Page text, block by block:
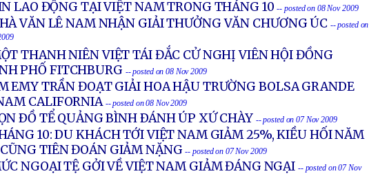
LAO ĐỘNG TẠI VIỆT NAM TRONG THÁNG 10 -- posted on 08 Nov 2009
VĂN LÊ NAM NHẬN GIẢI THƯỞNG VĂN CHƯƠNG ÚC -- posted on
THANH NIÊN VIỆT TÁI ĐẮC CỬ NGHỊ VIÊN HỘI ĐỒNG
PHỐ FITCHBURG -- posted on 08 Nov 2009
EMY TRẦN ĐOẠT GIẢI HOA HẬU TRƯỜNG BOLSA GRANDE
CALIFORNIA -- posted on 08 Nov 2009
ÐỒ TỂ QUẢNG BÌNH ÐÁNH ÚP XỨ CHÀY -- posted on 07 Nov 2009
10: DU KHÁCH TỚI VIỆT NAM GIẢM 25%, KIỀU HỐI NĂM
TIÊN ĐOÁN GIẢM NẶNG -- posted on 07 Nov 2009
NGOẠI TỆ GỞI VỀ VIỆT NAM GIẢM ĐÁNG NGẠI -- posted on 07 Nov